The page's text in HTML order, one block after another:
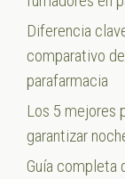
Diferencia
comparativo
parafarmacia
Los 5 mejores
garantizar
Guía completa